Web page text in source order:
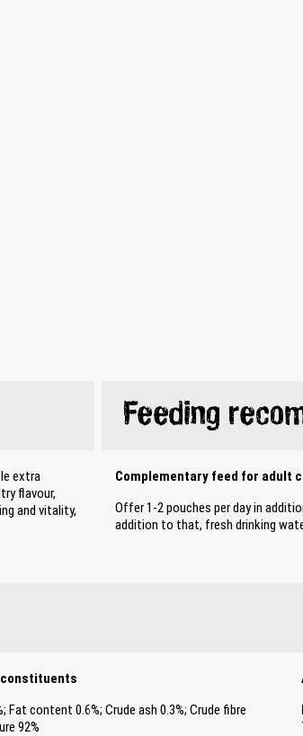
extra
flavour,
and vitality,
Feeding
Complementary feed for adult
Offer 1-2 pouches per day in
addition to that, fresh drinking
Fat content 0.6%; Crude ash 0.3%; Crude fibre
92%